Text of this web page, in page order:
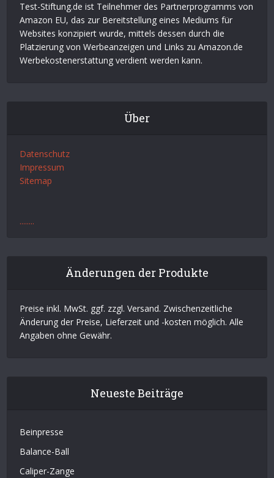
Test-Stiftung.de ist Teilnehmer des Partnerprogramms von
Amazon EU, das zur Bereitstellung eines Mediums für
Websites konzipiert wurde, mittels dessen durch die
Platzierung von Werbeanzeigen und Links zu Amazon.de
Werbekostenerstattung verdient werden kann.
Über
Datenschutz
Impressum
Sitemap
........
Änderungen der Produkte
Preise inkl. MwSt. ggf. zzgl. Versand. Zwischenzeitliche
Änderung der Preise, Lieferzeit und -kosten möglich. Alle
Angaben ohne Gewähr.
Neueste Beiträge
Beinpresse
Balance-Ball
Caliper-Zange